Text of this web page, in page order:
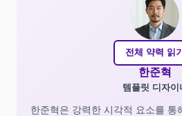
전체 약력 읽기
한준혁
템플릿 디자이
한준혁은 강력한 시각적 요소를 통